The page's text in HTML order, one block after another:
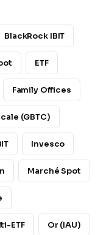
BlackRock IBIT
ETF
Family Offices
(GBTC)
Invesco
Marché Spot
ETF Or (IAU)